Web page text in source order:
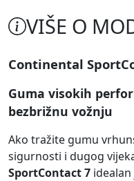
VIŠE O
Continental
Guma visokih
bezbrižnu vožnju
Ako tražite gumu
sigurnosti i dugog
SportContact 7 idealan